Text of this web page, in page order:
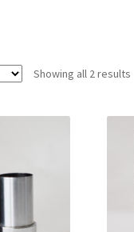
Showing all 2 results